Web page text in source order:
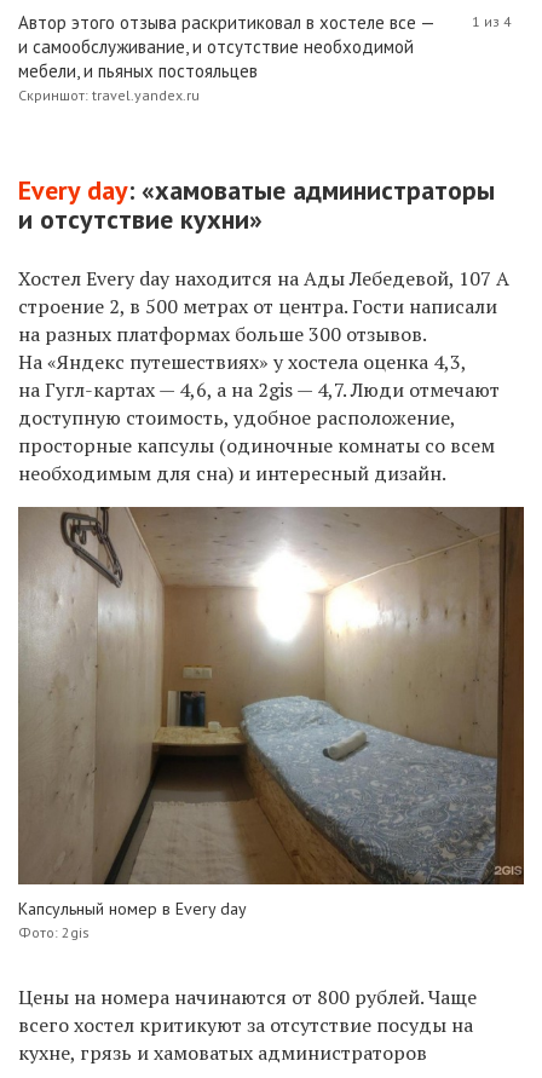
Автор этого отзыва раскритиковал в хостеле все —
и самообслуживание, и отсутствие необходимой
мебели, и пьяных постояльцев
Скриншот: travel.yandex.ru
1 из 4
Every day: «хамоватые администраторы
и отсутствие кухни»
Хостел Every day находится на Ады Лебедевой, 107 А
строение 2, в 500 метрах от центра. Гости написали
на разных платформах больше 300 отзывов.
На «Яндекс путешествиях» у хостела оценка 4,3,
на Гугл-картах — 4,6, а на 2gis — 4,7.Люди отмечают
доступную стоимость, удобное расположение,
просторные капсулы (одиночные комнаты со всем
необходимым для сна) и интересный дизайн.
Капсульный номер в Every day
Фото: 2gis
Цены на номера начинаются от 800 рублей. Чаще
всего хостел критикуют за отсутствие посуды на
кухне, грязь и хамоватых администраторов